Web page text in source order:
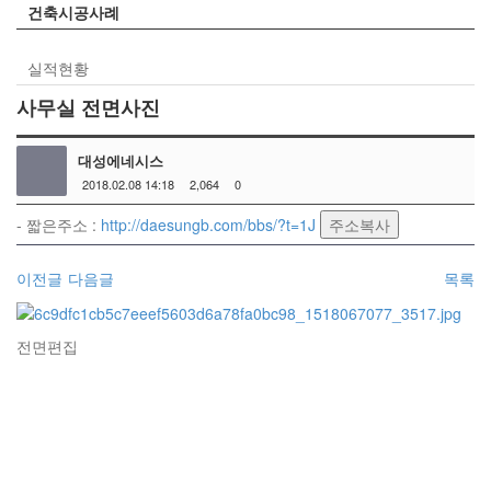
건축시공사례
실적현황
사무실 전면사진
대성에네시스
2018.02.08 14:18 2,064 0
- 짧은주소 : http://daesungb.com/bbs/?t=1J 주소복사
이전글 다음글 목록
전면편집